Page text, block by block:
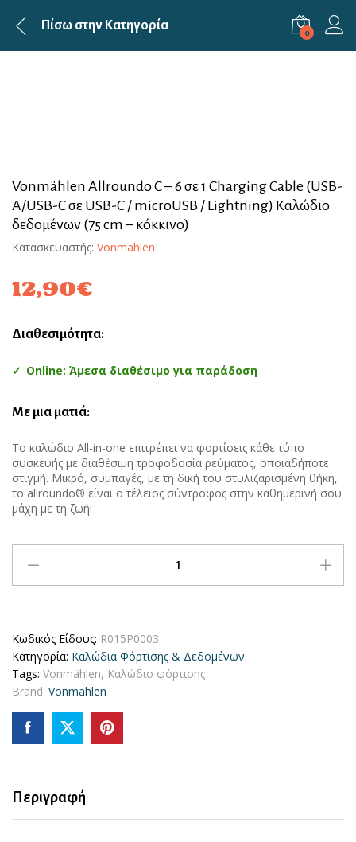
Πίσω στην Κατηγορία 0
Vonmählen Allroundo C – 6 σε 1 Charging Cable (USB-
A/USB-C σε USB-C / microUSB / Lightning) Καλώδιο
δεδομένων (75 cm – κόκκινο)
Κατασκευαστής: Vonmählen
12,90€
Διαθεσιμότητα:
Online: Άμεσα διαθέσιμο για παράδοση
Με μια ματιά:
Το καλώδιο All-in-one επιτρέπει να φορτίσεις κάθε τύπο
συσκευής με διαθέσιμη τροφοδοσία ρεύματος, οποιαδήποτε
στιγμή. Μικρό, συμπαγές, με τη δική του στυλιζαρισμένη θήκη,
το allroundo® είναι ο τέλειος σύντροφος στην καθημερινή σου
μάχη με τη ζωή!
Allroundo
C
6
σε
1
Charging
Cable
(USB-
A/USB-
C
C
Κωδικός Είδους: R015P0003
Κατηγορία: Καλώδια Φόρτισης & Δεδομένων
Tags: Vonmählen, Καλώδιο φόρτισης
Brand: Vonmählen
Περιγραφή